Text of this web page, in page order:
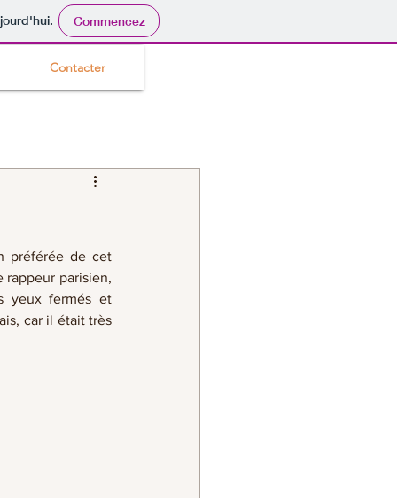
Commencez
Contacter
préférée de cet
rappeur parisien,
yeux fermés et
car il était très